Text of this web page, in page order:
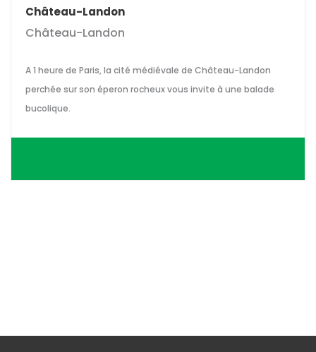
Château-Landon
Château-Landon
A 1 heure de Paris, la cité médiévale de Château-Landon
perchée sur son éperon rocheux vous invite à une balade
bucolique.